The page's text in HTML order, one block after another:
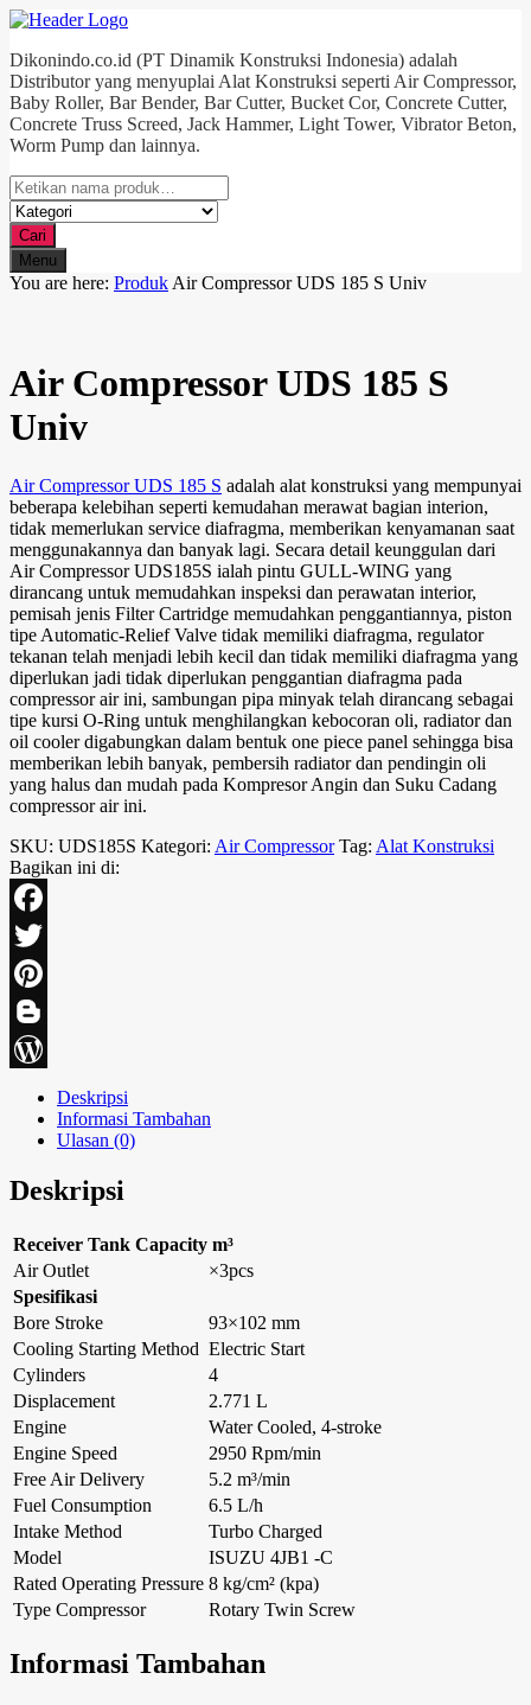
Dikonindo.co.id (PT Dinamik Konstruksi Indonesia) adalah
Distributor yang menyuplai Alat Konstruksi seperti Air Compressor,
Baby Roller, Bar Bender, Bar Cutter, Bucket Cor, Concrete Cutter,
Concrete Truss Screed, Jack Hammer, Light Tower, Vibrator Beton,
Worm Pump dan lainnya.
Cari
Menu
You are here: Produk Air Compressor UDS 185 S Univ
Air Compressor UDS 185 S
Univ
Air Compressor UDS 185 S adalah alat konstruksi yang mempunyai
beberapa kelebihan seperti kemudahan merawat bagian interion,
tidak memerlukan service diafragma, memberikan kenyamanan saat
menggunakannya dan banyak lagi. Secara detail keunggulan dari
Air Compressor UDS185S ialah pintu GULL-WING yang
dirancang untuk memudahkan inspeksi dan perawatan interior,
pemisah jenis Filter Cartridge memudahkan penggantiannya, piston
tipe Automatic-Relief Valve tidak memiliki diafragma, regulator
tekanan telah menjadi lebih kecil dan tidak memiliki diafragma yang
diperlukan jadi tidak diperlukan penggantian diafragma pada
compressor air ini, sambungan pipa minyak telah dirancang sebagai
tipe kursi O-Ring untuk menghilangkan kebocoran oli, radiator dan
oil cooler digabungkan dalam bentuk one piece panel sehingga bisa
memberikan lebih banyak, pembersih radiator dan pendingin oli
yang halus dan mudah pada Kompresor Angin dan Suku Cadang
compressor air ini.
SKU: UDS185S Kategori: Air Compressor Tag: Alat Konstruksi
Bagikan ini di:
Facebook
Twitter
Pinterest
Blogger
WordPress
Deskripsi
Informasi Tambahan
Ulasan (0)
Deskripsi
Receiver Tank Capacity m³
Air Outlet
×3pcs
Spesifikasi
Bore Stroke
93×102 mm
Cooling Starting Method Electric Start
Cylinders
4
Displacement
2.771 L
Engine
Water Cooled, 4-stroke
Engine Speed
2950 Rpm/min
Free Air Delivery
5.2 m³/min
Fuel Consumption
6.5 L/h
Intake Method
Turbo Charged
Model
ISUZU 4JB1 -C
Rated Operating Pressure 8 kg/cm² (kpa)
Type Compressor
Rotary Twin Screw
Informasi Tambahan